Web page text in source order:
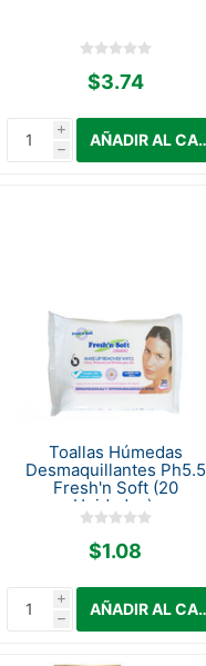
$3.74
i
h
Toallas Húmedas
Desmaquillantes Ph5.5
Fresh'n Soft (20
Unidades).
$1.08
i
h